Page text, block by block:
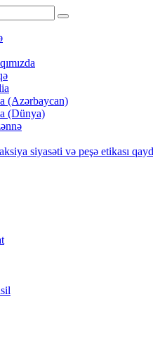
(Azərbaycan)
(Dünya)
siyasəti və peşə etikası